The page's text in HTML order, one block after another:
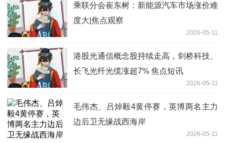
乘联分会崔东树：新能源汽车市场涨价难
度大|焦点观察
2026-05-11
港股光通信概念股持续走高，剑桥科技、
长飞光纤光缆涨超7% 焦点短讯
2026-05-11
毛伟杰、吕焯毅4黄停赛，英博两名主力
边后卫无缘战西海岸
2026-05-11